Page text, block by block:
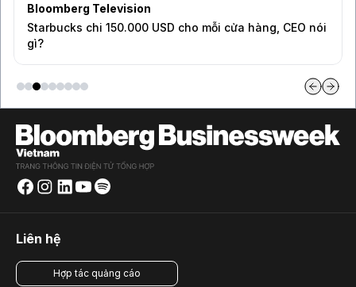
Bloomberg Television
Starbucks chi 150.000 USD cho mỗi cửa hàng, CEO nói
gì?
Liên hệ
Hợp tác quảng cáo